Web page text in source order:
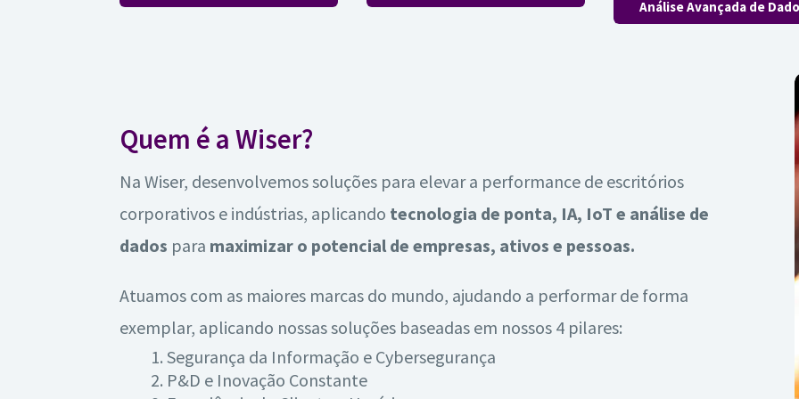
Análise Avançada de
Quem é a Wiser?
Na Wiser, desenvolvemos soluções para elevar a performance de escritórios
corporativos e indústrias, aplicando tecnologia de ponta, IA, IoT e análise de
dados para maximizar o potencial de empresas, ativos e pessoas.
Atuamos com as maiores marcas do mundo, ajudando a performar de forma
exemplar, aplicando nossas soluções baseadas em nossos 4 pilares:
Segurança da Informação e Cybersegurança
P&D e Inovação Constante